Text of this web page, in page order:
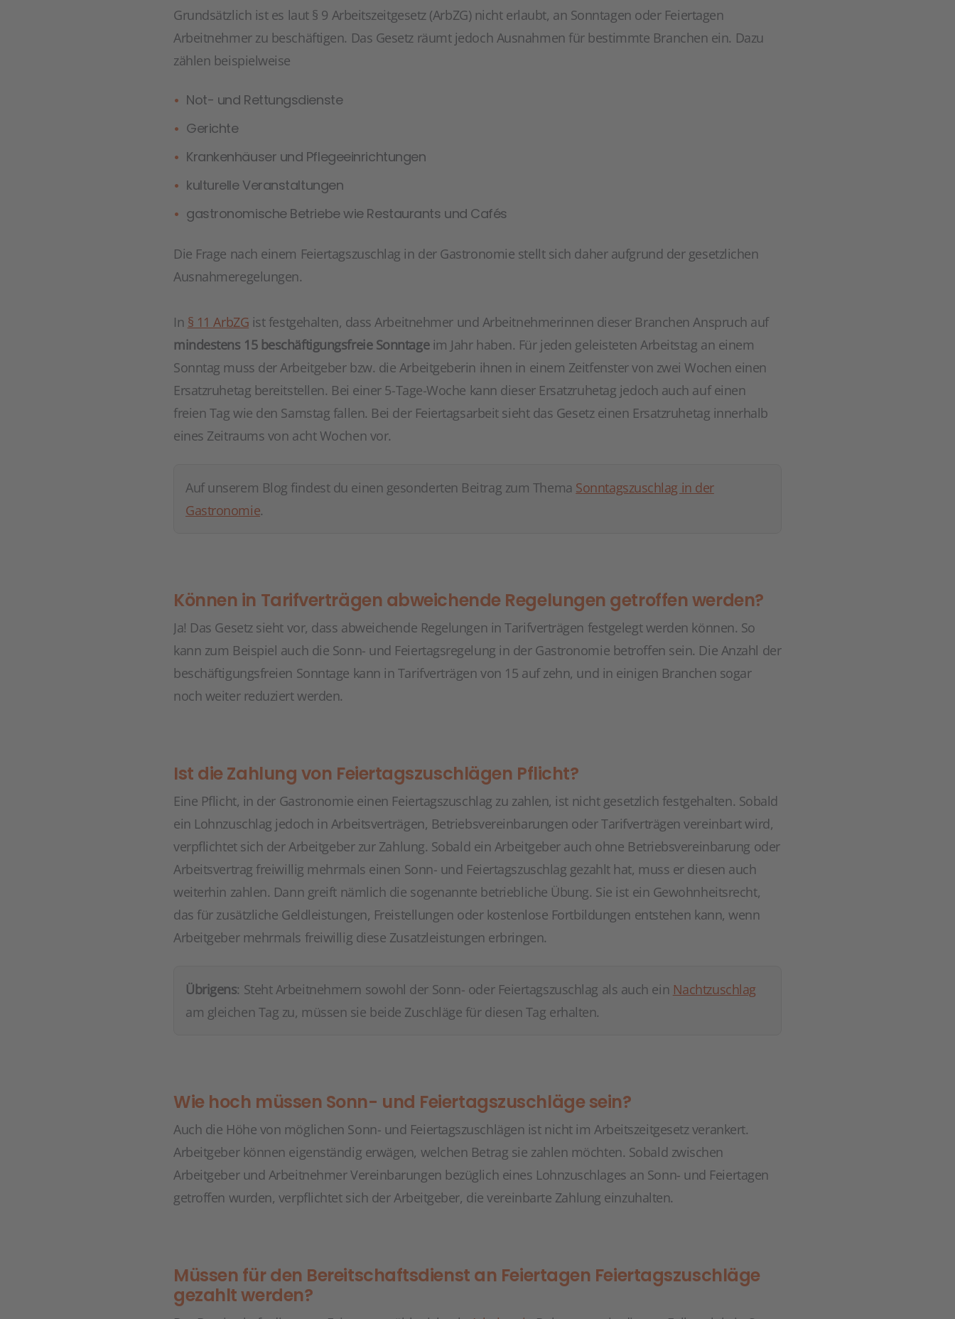
Grundsätzlich ist es laut § 9 Arbeitszeitgesetz (ArbZG) nicht erlaubt, an Sonntagen oder Feiertagen
Arbeitnehmer zu beschäftigen. Das Gesetz räumt jedoch Ausnahmen für bestimmte Branchen ein. Dazu
zählen beispielweise
Not- und Rettungsdienste
Gerichte
Krankenhäuser und Pflegeeinrichtungen
kulturelle Veranstaltungen
gastronomische Betriebe wie Restaurants und Cafés
Die Frage nach einem Feiertagszuschlag in der Gastronomie stellt sich daher aufgrund der gesetzlichen
Ausnahmeregelungen.
In § 11 ArbZG ist festgehalten, dass Arbeitnehmer und Arbeitnehmerinnen dieser Branchen Anspruch auf
mindestens 15 beschäftigungsfreie Sonntageim Jahr haben. Für jeden geleisteten Arbeitstag an einem
Sonntag muss der Arbeitgeber bzw. die Arbeitgeberin ihnen in einem Zeitfenster von zwei Wochen einen
Ersatzruhetag bereitstellen. Bei einer 5-Tage-Woche kann dieser Ersatzruhetag jedoch auch auf einen
freien Tag wie den Samstag fallen. Bei der Feiertagsarbeit sieht das Gesetz einen Ersatzruhetag innerhalb
eines Zeitraums von acht Wochen vor.
Auf unserem Blog findest du einen gesonderten Beitrag zum Thema Sonntagszuschlag in der
Gastronomie.
Können in Tarifverträgen abweichende Regelungen getroffen werden?
Ja! Das Gesetz sieht vor, dass abweichende Regelungen in Tarifverträgen festgelegt werden können. So
kann zum Beispiel auch die Sonn- und Feiertagsregelung in der Gastronomie betroffen sein. Die Anzahl der
beschäftigungsfreien Sonntage kann in Tarifverträgen von 15 auf zehn, und in einigen Branchen sogar
noch weiter reduziert werden.
Ist die Zahlung von Feiertagszuschlägen Pflicht?
Eine Pflicht, in der Gastronomie einen Feiertagszuschlag zu zahlen, ist nicht gesetzlich festgehalten. Sobald
ein Lohnzuschlag jedoch in Arbeitsverträgen, Betriebsvereinbarungen oder Tarifverträgen vereinbart wird,
verpflichtet sich der Arbeitgeber zur Zahlung. Sobald ein Arbeitgeber auch ohne Betriebsvereinbarung oder
Arbeitsvertrag freiwillig mehrmals einen Sonn- und Feiertagszuschlag gezahlt hat, muss er diesen auch
weiterhin zahlen. Dann greift nämlich die sogenannte betriebliche Übung. Sie ist ein Gewohnheitsrecht,
das für zusätzliche Geldleistungen, Freistellungen oder kostenlose Fortbildungen entstehen kann, wenn
Arbeitgeber mehrmals freiwillig diese Zusatzleistungen erbringen.
Übrigens: Steht Arbeitnehmern sowohl der Sonn- oder Feiertagszuschlag als auch ein Nachtzuschlag
am gleichen Tag zu, müssen sie beide Zuschläge für diesen Tag erhalten.
Wie hoch müssen Sonn- und Feiertagszuschläge sein?
Auch die Höhe von möglichen Sonn- und Feiertagszuschlägen ist nicht im Arbeitszeitgesetz verankert.
Arbeitgeber können eigenständig erwägen, welchen Betrag sie zahlen möchten. Sobald zwischen
Arbeitgeber und Arbeitnehmer Vereinbarungen bezüglich eines Lohnzuschlages an Sonn- und Feiertagen
getroffen wurden, verpflichtet sich der Arbeitgeber, die vereinbarte Zahlung einzuhalten.
Müssen für den Bereitschaftsdienst an Feiertagen Feiertagszuschläge
gezahlt werden?